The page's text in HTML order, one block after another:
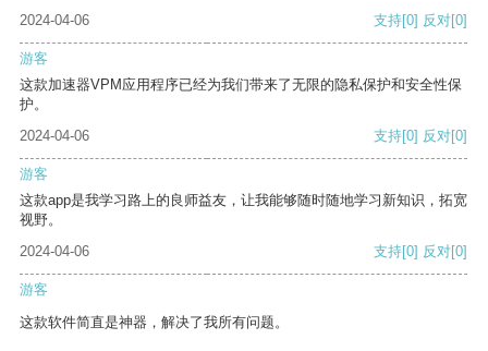
2024-04-06 支持[0] 反对[0]
游客
这款加速器VPM应用程序已经为我们带来了无限的隐私保护和安全性保
护。
2024-04-06
支持[0] 反对[0]
游客
这款app是我学习路上的良师益友，让我能够随时随地学习新知识，拓宽
视野。
2024-04-06
支持[0] 反对[0]
游客
这款软件简直是神器，解决了我所有问题。